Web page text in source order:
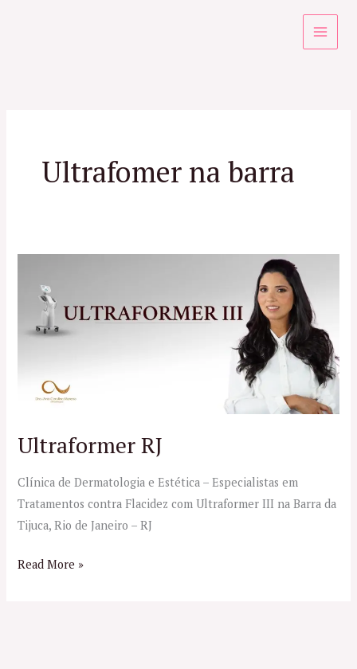
Ultrafomer na barra
Ultraformer RJ
Clínica de Dermatologia e Estética – Especialistas em
Tratamentos contra Flacidez com Ultraformer III na Barra da
Tijuca, Rio de Janeiro – RJ
Read More »